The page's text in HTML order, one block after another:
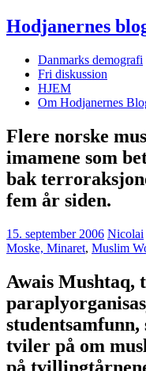
Hodjanernes
Danmarks demografi
Fri diskussion
HJEM
Om Hodjanernes
Flere norske
imamene som
bak
fem år siden.
15. september 2006 Nicolai
Moske, Minaret, Muslim
Awais Mushtaq,
tviler på om
på